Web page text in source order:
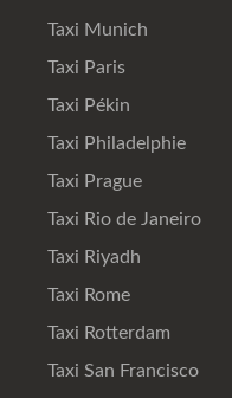
Taxi Munich
Taxi Paris
Taxi Pékin
Taxi Philadelphie
Taxi Prague
Taxi Rio de Janeiro
Taxi Riyadh
Taxi Rome
Taxi Rotterdam
Taxi San Francisco